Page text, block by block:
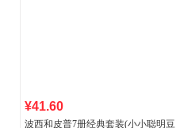
¥41.60
波西和皮普7册经典套装(小小聪明豆